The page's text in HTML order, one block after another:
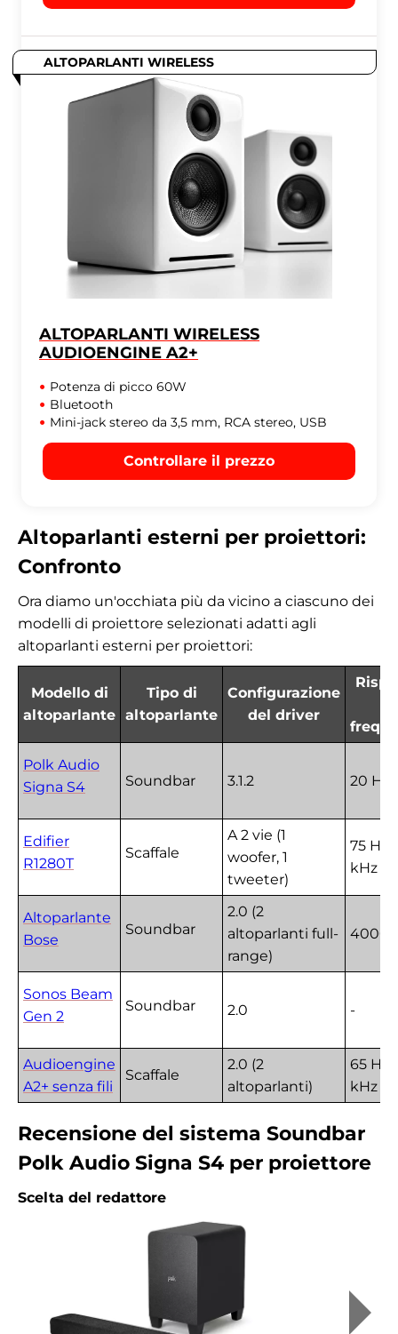
ALTOPARLANTI WIRELESS
ALTOPARLANTI WIRELESS
AUDIOENGINE A2+
Potenza di picco 60W
Bluetooth
Mini-jack stereo da 3,5 mm, RCA stereo, USB
Controllare il prezzo
Altoparlanti esterni per proiettori:
Confronto
Ora diamo un'occhiata più da vicino a ciascuno dei
modelli di proiettore selezionati adatti agli
altoparlanti esterni per proiettori:
Modello di
altoparlante
Tipo di
altoparlante
Configurazione
del driver
Polk Audio
Signa S4
Soundbar 3.1.2 20 Hz
Edifier
R1280T
Scaffale
A 2 vie (1
woofer, 1
tweeter)
75 Hz
kHz
Altoparlante
Bose
Soundbar
2.0 (2
altoparlanti full-
range)
4000
Sonos Beam
Gen 2
Soundbar 2.0 -
Audioengine
A2+ senza fili
Scaffale
2.0 (2
altoparlanti)
65 Hz
kHz
Recensione del sistema Soundbar
Polk Audio Signa S4 per proiettore
Scelta del redattore